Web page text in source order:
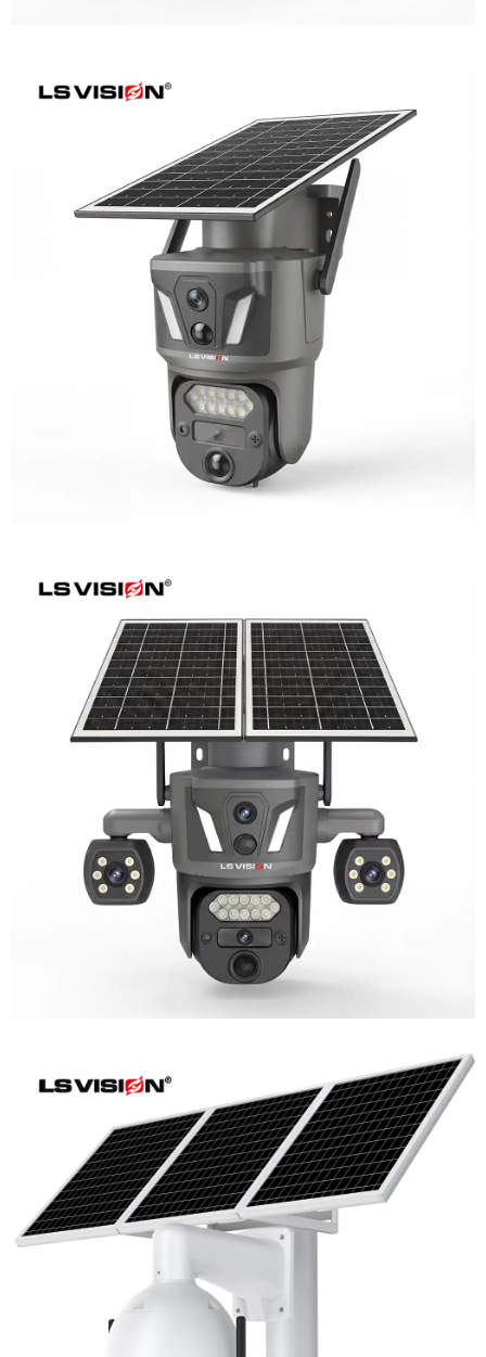
LS-Z1-AOV 6MP Dual-Lens 24/7
Recording Solar Camera
Learn More
LS-Z2-AOV UBox Triple Lens Continuous
Recording Security Camera
Learn More
LS-WL780 4G / WIFI 8MP 66X Zoom
Camera
Learn More